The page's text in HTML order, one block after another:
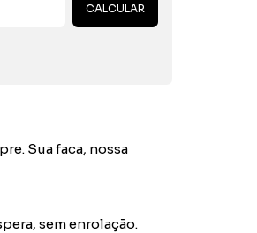
CALCULAR
Sua faca, nossa
sem enrolação.